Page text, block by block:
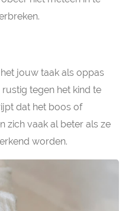
jouw taak als oppas
tegen het kind te
dat het boos of
zich vaak al beter als ze
worden.